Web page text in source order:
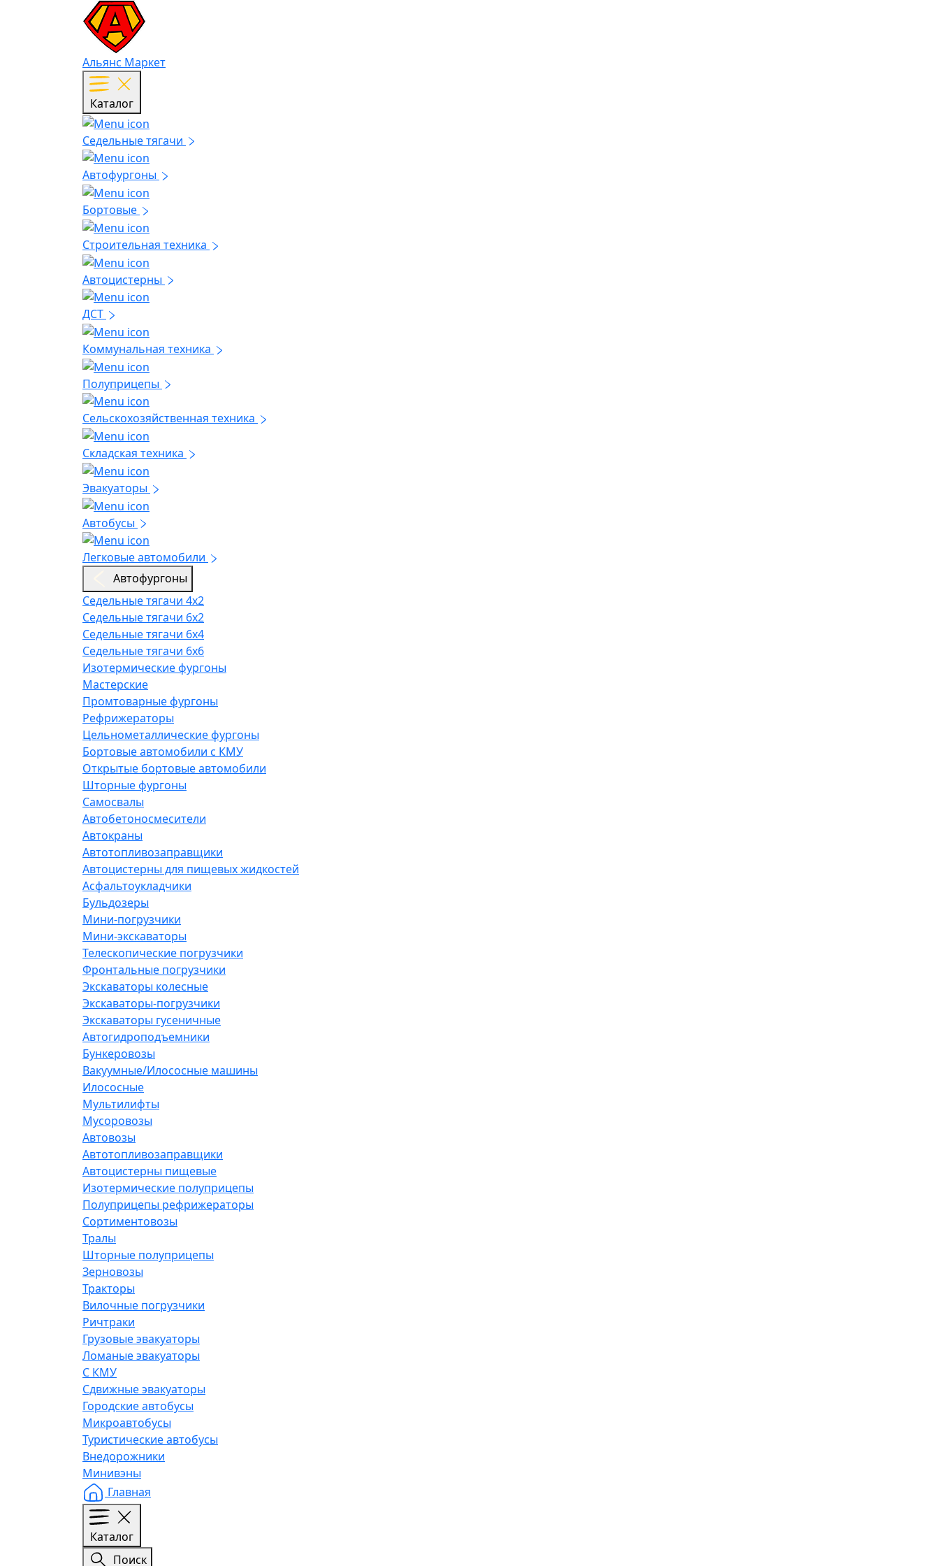
Альянс Маркет
Каталог
Седельные тягачи
Автофургоны
Бортовые
Строительная техника
Автоцистерны
ДСТ
Коммунальная техника
Полуприцепы
Сельскохозяйственная техника
Складская техника
Эвакуаторы
Автобусы
Легковые автомобили
Автофургоны
Седельные тягачи 4х2
Седельные тягачи 6х2
Седельные тягачи 6х4
Седельные тягачи 6х6
Изотермические фургоны
Мастерские
Промтоварные фургоны
Рефрижераторы
Цельнометаллические фургоны
Бортовые автомобили с КМУ
Открытые бортовые автомобили
Шторные фургоны
Самосвалы
Автобетоносмесители
Автокраны
Автотопливозаправщики
Автоцистерны для пищевых жидкостей
Асфальтоукладчики
Бульдозеры
Мини-погрузчики
Мини-экскаваторы
Телескопические погрузчики
Фронтальные погрузчики
Экскаваторы колесные
Экскаваторы-погрузчики
Экскаваторы гусеничные
Автогидроподъемники
Бункеровозы
Вакуумные/Илососные машины
Илососные
Мультилифты
Мусоровозы
Автовозы
Автотопливозаправщики
Автоцистерны пищевые
Изотермические полуприцепы
Полуприцепы рефрижераторы
Сортиментовозы
Тралы
Шторные полуприцепы
Зерновозы
Тракторы
Вилочные погрузчики
Ричтраки
Грузовые эвакуаторы
Ломаные эвакуаторы
С КМУ
Сдвижные эвакуаторы
Городские автобусы
Микроавтобусы
Туристические автобусы
Внедорожники
Минивэны
Главная
Каталог
Поиск